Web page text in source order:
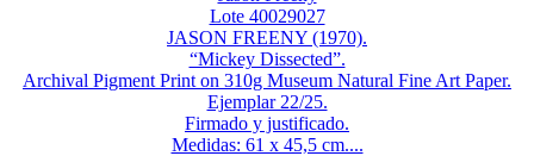
Lote 40029027
JASON FREENY (1970).
“Mickey Dissected”.
Archival Pigment Print on 310g Museum Natural Fine Art Paper.
Ejemplar 22/25.
Firmado y justificado.
Medidas: 61 x 45,5 cm....